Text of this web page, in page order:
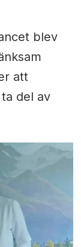
blev
att
del av